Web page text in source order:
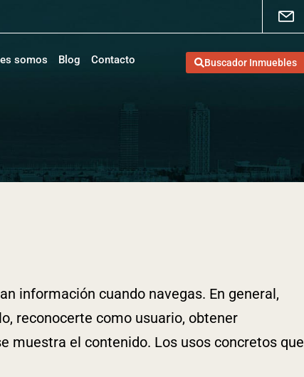
somos Blog Contacto Buscador Inmuebles
información cuando navegas. En general,
reconocerte como usuario, obtener
muestra el contenido. Los usos concretos que